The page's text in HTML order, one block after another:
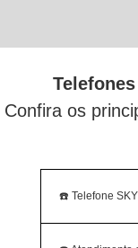
Confira os
☎️ Telefone